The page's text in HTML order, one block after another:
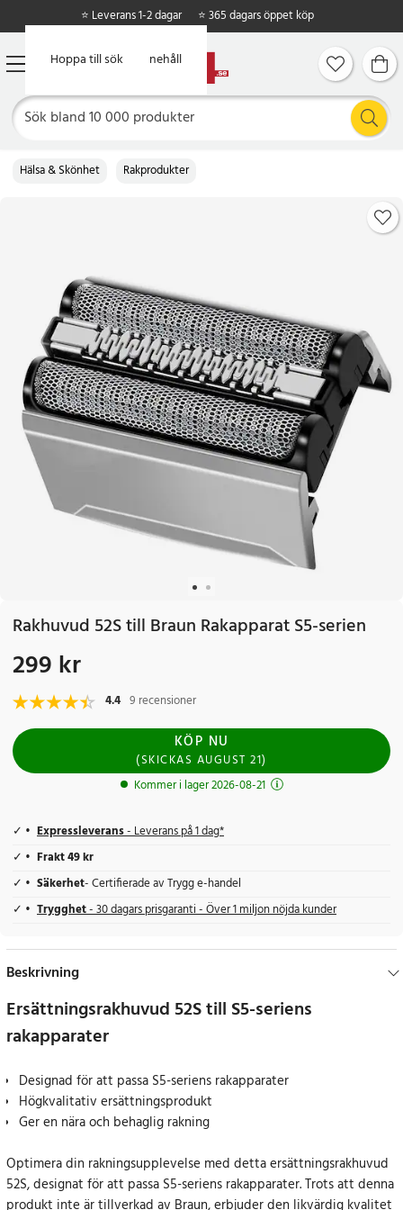
Hoppa till huvudinnehåll
Hoppa till sök
⭐ Leverans 1-2 dagar ⭐ 365 dagars öppet köp
Hälsa & Skönhet Rakprodukter
Rakhuvud 52S till Braun Rakapparat S5-serien
Pris:299 kr
299 kr
4.4 9 recensioner
KÖP NU
(SKICKAS AUGUST 21)
Kommer i lager 2026-08-21
Expressleverans- Leverans på 1 dag*
Frakt 49 kr
Säkerhet- Certifierade av Trygg e-handel
Trygghet- 30 dagars prisgaranti - Över 1 miljon nöjda kunder
Beskrivning
Ersättningsrakhuvud 52S till S5-seriens
rakapparater
Designad för att passa S5-seriens rakapparater
Högkvalitativ ersättningsprodukt
Ger en nära och behaglig rakning
Optimera din rakningsupplevelse med detta ersättningsrakhuvud
52S, designat för att passa S5-seriens rakapparater. Trots att denna
produkt inte är tillverkad av Braun, erbjuder den likvärdig kvalitet